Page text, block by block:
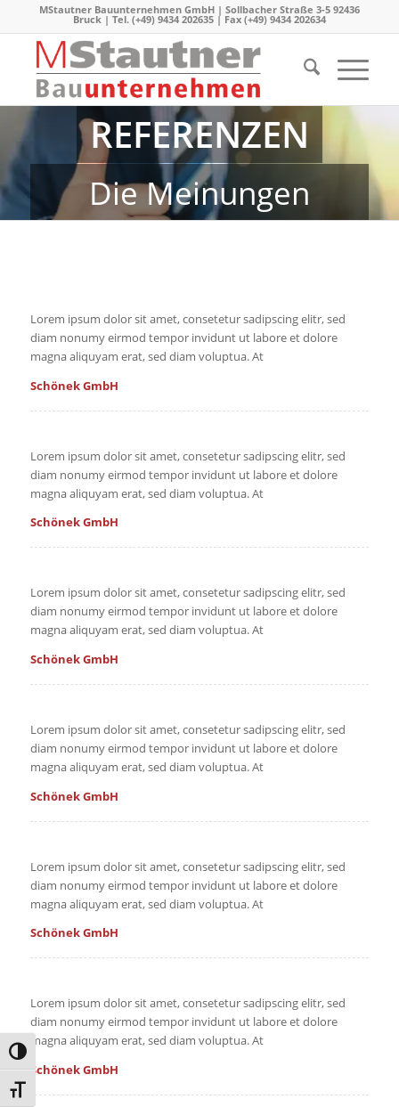
Umschalten auf hohe Kontraste
Schrift vergrößern
MStautner Bauunternehmen GmbH | Sollbacher Straße 3-5 92436
Bruck | Tel. (+49) 9434 202635 | Fax (+49) 9434 202634
REFERENZEN
Die Meinungen
unsrer Kunden und
Lorem ipsum dolor sit amet, consetetur sadipscing elitr, sed
diam nonumy eirmod tempor invidunt ut labore et dolore
magna aliquyam erat, sed diam voluptua. At
Schönek GmbH
Lorem ipsum dolor sit amet, consetetur sadipscing elitr, sed
diam nonumy eirmod tempor invidunt ut labore et dolore
magna aliquyam erat, sed diam voluptua. At
Schönek GmbH
Lorem ipsum dolor sit amet, consetetur sadipscing elitr, sed
diam nonumy eirmod tempor invidunt ut labore et dolore
magna aliquyam erat, sed diam voluptua. At
Schönek GmbH
Lorem ipsum dolor sit amet, consetetur sadipscing elitr, sed
diam nonumy eirmod tempor invidunt ut labore et dolore
magna aliquyam erat, sed diam voluptua. At
Schönek GmbH
Lorem ipsum dolor sit amet, consetetur sadipscing elitr, sed
diam nonumy eirmod tempor invidunt ut labore et dolore
magna aliquyam erat, sed diam voluptua. At
Schönek GmbH
Lorem ipsum dolor sit amet, consetetur sadipscing elitr, sed
diam nonumy eirmod tempor invidunt ut labore et dolore
magna aliquyam erat, sed diam voluptua. At
Schönek GmbH